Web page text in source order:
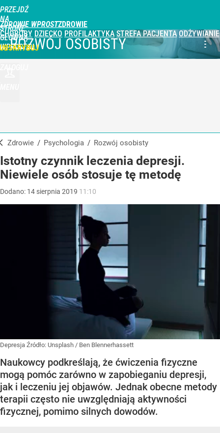
PRZEJDŹ
NA
STRONĘ
GŁÓWNĄ
WPROST.PL
ZDROWIE WPROST
CHOROBY DZIECKO PROFILAKTYKA STREFA PACJENTA ODŻYWIANIE
ROZWÓJ OSOBISTY
Zdrowie / Psychologia / Rozwój osobisty
Istotny czynnik leczenia depresji.
Niewiele osób stosuje tę metodę
Dodano: 14 sierpnia 2019 11:10
Depresja Źródło: Unsplash / Ben Blennerhassett
Naukowcy podkreślają, że ​​ćwiczenia fizyczne
mogą pomóc zarówno w zapobieganiu depresji,
jak i leczeniu jej objawów. Jednak obecne metody
terapii często nie uwzględniają aktywności
fizycznej, pomimo silnych dowodów.